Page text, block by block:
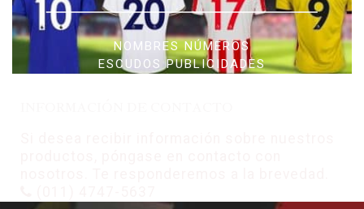
NOMBRES NÚMEROS
ESCUDOS PUBLICIDADES